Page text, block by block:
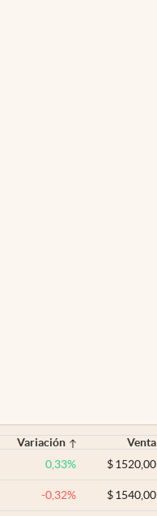
Variación Venta
0,33% $ 1520,00
-0,32% $ 1540,00